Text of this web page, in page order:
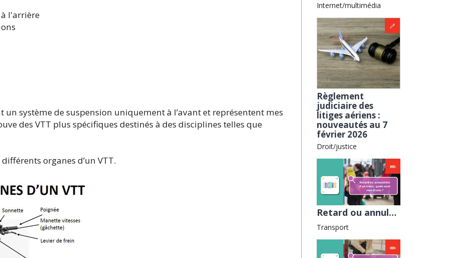
l'arrière
un système de suspension uniquement à l’avant et représentent mes
des VTT plus spécifiques destinés à des disciplines telles que
organes d’un VTT.
Internet/multimédia
Règlement
judiciaire des
litiges aériens :
nouveautés au 7
février 2026
Droit/justice
Retard ou annulation d’un train : quels sont mes droits ? avec la Fnaut
Transport